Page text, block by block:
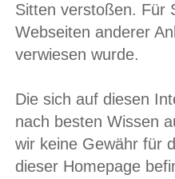
Sitten verstoßen. Für
Webseiten anderer
verwiesen wurde.
Die sich auf diesen
nach besten Wissen
wir keine Gewähr für
dieser Homepage